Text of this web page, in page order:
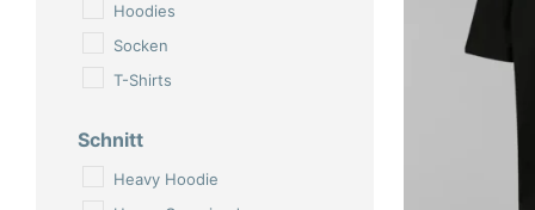
Hoodies
Socken
T-Shirts
Schnitt
Heavy Hoodie